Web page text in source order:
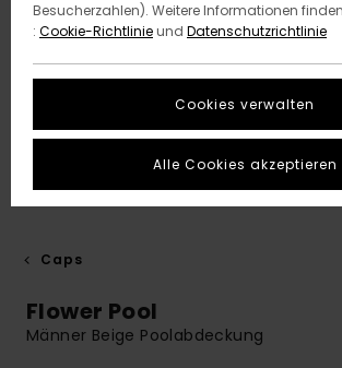
Caps
Flower Pool
Männer Beige Poolabdeckung
Besucherzahlen). Weitere Informationen
: Cookie-Richtlinieund Datenschutzrichtlinie
Cookies verwalten
Alle Cookies akzeptieren